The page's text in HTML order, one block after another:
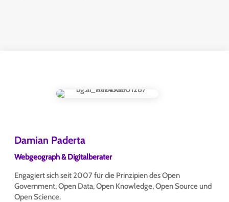
Damian Paderta
Webgeograph & Digitalberater
Engagiert sich seit 2007 für die Prinzipien des Open
Government, Open Data, Open Knowledge, Open Source und
Open Science.